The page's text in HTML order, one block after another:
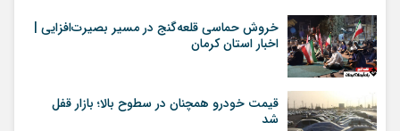
خروش حماسی قلعه‌گنج در مسیر بصیرت‌افزایی |
اخبار استان کرمان
قیمت خودرو همچنان در سطوح بالا؛ بازار قفل
شد